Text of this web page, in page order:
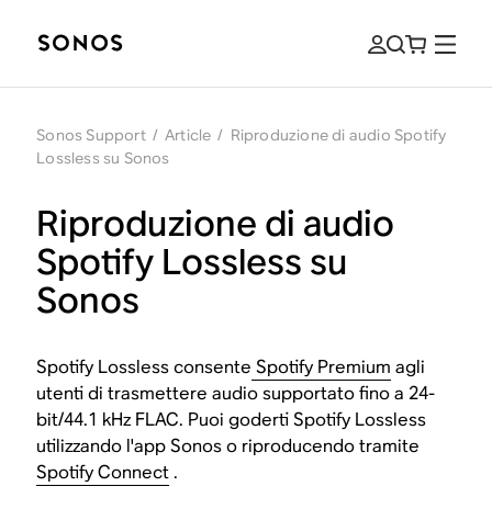
Sonos Support / Article / Riproduzione di audio Spotify
Lossless su Sonos
Riproduzione di audio
Spotify Lossless su
Sonos
Spotify Lossless consente Spotify Premium agli
utenti di trasmettere audio supportato fino a 24-
bit/44.1 kHz FLAC. Puoi goderti Spotify Lossless
utilizzando l'app Sonos o riproducendo tramite
Spotify Connect.